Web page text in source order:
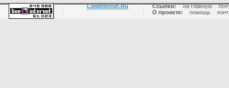
LiveInternet.Ru Ссылки: на главную |
О проекте:
помощь